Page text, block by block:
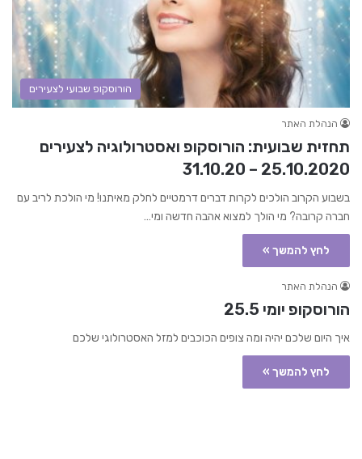
הורוסקופ שבועי לצעירים
הנהלת האתר
תחזית שבועית: הורוסקופ ואסטרולוגיה לצעירים
25.10.2020 – 31.10.20
בשבוע הקרוב הולכים לקרות דברים דרמטיים לחלק מאיתנו! מי הולכת לריב עם
חברה קרובה? מי הולך למצוא אהבה חדשה ומי…
לחץ להמשך »
הנהלת האתר
הורוסקופ יומי 25.5
איך היום שלכם יהיה ומה צופים הכוכבים למזל האסטרולוגי שלכם
לחץ להמשך »